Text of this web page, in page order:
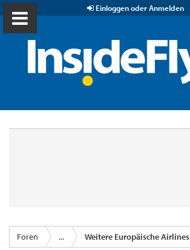
Einloggen oder Anmelden
Foren ... Weitere Europäische Airlines